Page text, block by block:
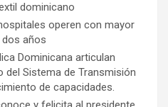
dominicano
operen con mayor
años
Dominicana articulan
Sistema de Transmisión
de capacidades.